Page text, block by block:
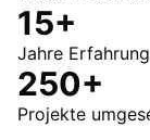
15+
Jahre Erfahrung
250+
Projekte